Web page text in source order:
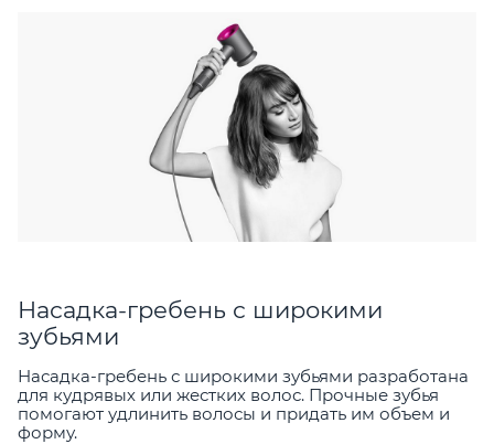
Насадка-гребень с широкими
зубьями
Насадка-гребень с широкими зубьями разработана
для кудрявых или жестких волос. Прочные зубья
помогают удлинить волосы и придать им объем и
форму.